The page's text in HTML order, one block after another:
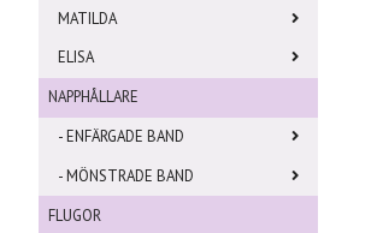
MATILDA
ELISA
NAPPHÅLLARE
- ENFÄRGADE BAND
- MÖNSTRADE BAND
FLUGOR